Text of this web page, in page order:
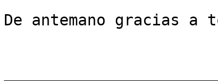
De antemano gracias a